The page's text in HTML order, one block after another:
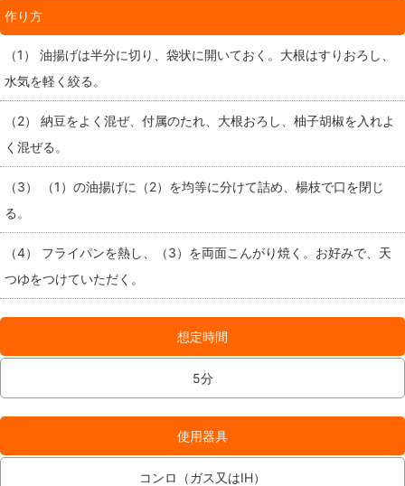
作り方
（1） 油揚げは半分に切り、袋状に開いておく。大根はすりおろし、
水気を軽く絞る。
（2） 納豆をよく混ぜ、付属のたれ、大根おろし、柚子胡椒を入れよ
く混ぜる。
（3） （1）の油揚げに（2）を均等に分けて詰め、楊枝で口を閉じ
る。
（4） フライパンを熱し、（3）を両面こんがり焼く。お好みで、天
つゆをつけていただく。
想定時間
5分
使用器具
コンロ（ガス又はIH）